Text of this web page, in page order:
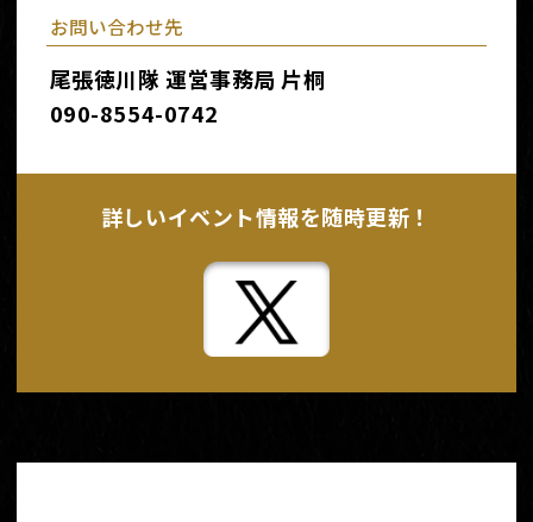
お問い合わせ先
尾張徳川隊 運営事務局 片桐
090-8554-0742
詳しいイベント情報を随時更新！